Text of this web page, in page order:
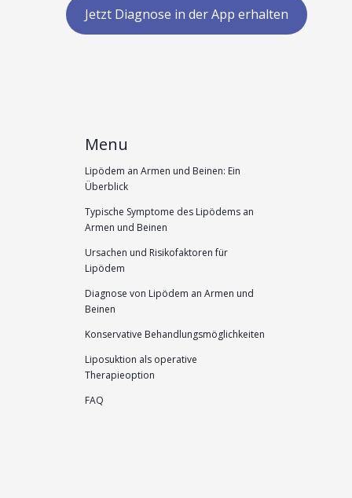
Jetzt Diagnose in der App erhalten
Menu
Lipödem an Armen und Beinen: Ein
Überblick
Typische Symptome des Lipödems an
Armen und Beinen
Ursachen und Risikofaktoren für
Lipödem
Diagnose von Lipödem an Armen und
Beinen
Konservative Behandlungsmöglichkeiten
Liposuktion als operative
Therapieoption
FAQ